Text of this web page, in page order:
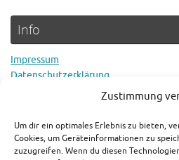
Zustimmung
Um dir ein optimales Erlebnis zu bieten,
Cookies, um Geräteinformationen zu
zuzugreifen. Wenn du diesen
Info
Impressum
Datenschutzerklärung
Rechtlicher Hinweis